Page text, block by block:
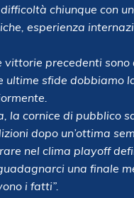
chiunque con
esperienza
vittorie precedenti
sfide dobbiamo
la cornice di pubblico
dopo un’ottima
nel clima playoff
una finale
i fatti”.